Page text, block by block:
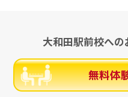
大和田駅前校へ
無料体